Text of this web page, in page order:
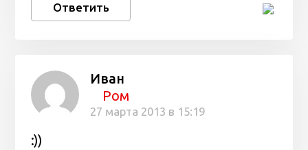
Ответить
Иван
Ром
27 марта 2013 в 15:19
:))